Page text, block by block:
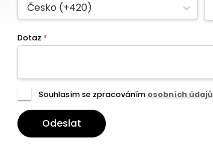
Česko (+420)
Dotaz *
Souhlasím se zpracováním osobních údajů
Odeslat